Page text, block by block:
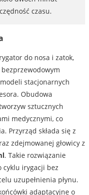
czasu.
do nosa i zatok,
stacjonarnych
Obudowa
sztucznych
medycznymi, co
Przyrząd składa się z
zdejmowanej głowicy z
. Takie rozwiązanie
cyklu irygacji bez
uzupełnienia płynu.
adaptacyjne o